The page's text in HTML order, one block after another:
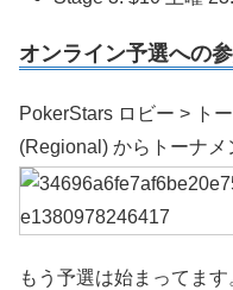
オンライン予選への
PokerStars ロビー > ト
(Regional) からトーナメ
もう予選は始まってます